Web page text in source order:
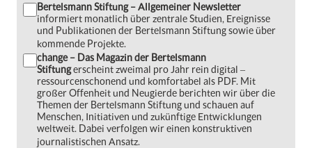
Bertelsmann Stiftung – Allgemeiner Newsletter
informiert monatlich über zentrale Studien, Ereignisse
und Publikationen der Bertelsmann Stiftung sowie über
kommende Projekte.
change – Das Magazin der Bertelsmann
Stiftungerscheint zweimal pro Jahr rein digital ‒
ressourcenschonend und komfortabel als PDF. Mit
großer Offenheit und Neugierde berichten wir über die
Themen der Bertelsmann Stiftung und schauen auf
Menschen, Initiativen und zukünftige Entwicklungen
weltweit. Dabei verfolgen wir einen konstruktiven
journalistischen Ansatz.